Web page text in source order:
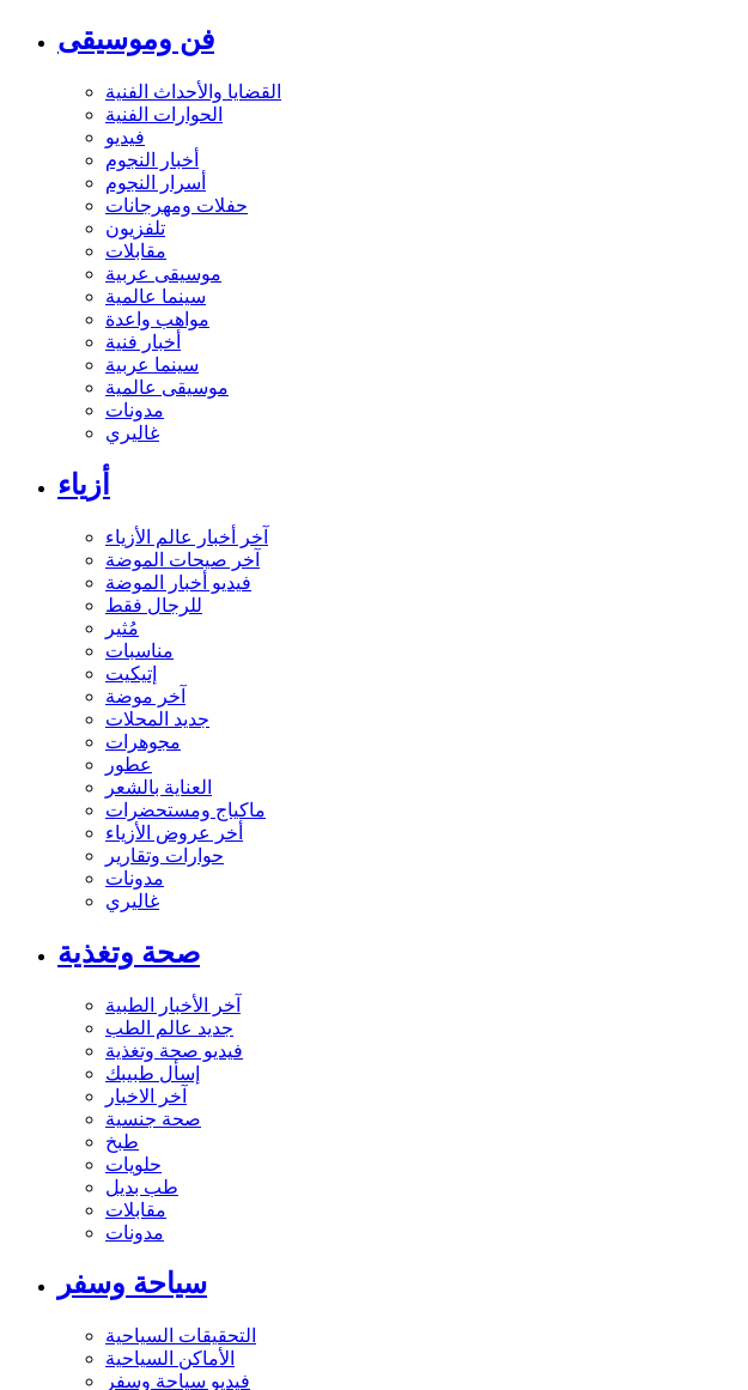
فن وموسيقى
القضايا والأحداث الفنية
الحوارات الفنية
فيديو
أخبار النجوم
أسرار النجوم
حفلات ومهرجانات
تلفزيون
مقابلات
موسيقى عربية
سينما عالمية
مواهب واعدة
أخبار فنية
سينما عربية
موسيقى عالمية
مدونات
غاليري
أزياء
آخر أخبار عالم الأزياء
آخر صيحات الموضة
فيديو أخبار الموضة
للرجال فقط
مُثير
مناسبات
إتيكيت
آخر موضة
جديد المحلات
مجوهرات
عطور
العناية بالشعر
ماكياج ومستحضرات
أخر عروض الأزياء
حوارات وتقارير
مدونات
غاليري
صحة وتغذية
آخر الأخبار الطبية
جديد عالم الطب
فيديو صحة وتغذية
إسأل طبيبك
آخر الاخبار
صحة جنسية
طبخ
حلويات
طب بديل
مقابلات
مدونات
سياحة وسفر
التحقيقات السياحية
الأماكن السياحية
فيديو سياحة وسفر